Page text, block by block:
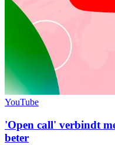
YouTube
'Open call' verbindt
beter